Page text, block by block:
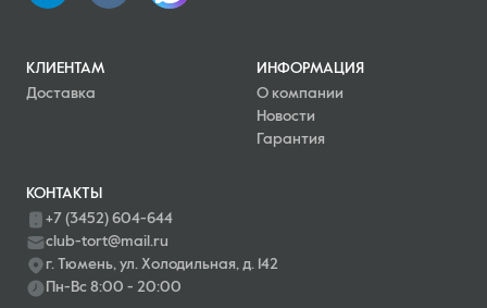
КЛИЕНТАМ
Доставка
ИНФОРМАЦИЯ
О компании
Новости
Гарантия
КОНТАКТЫ
+7 (3452) 604-644
club-tort@mail.ru
г. Тюмень, ул. Холодильная, д. 142
Пн-Вс 8:00 - 20:00